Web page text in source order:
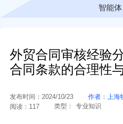
智能体
外贸合同审核经验
合同条款的合理性
发布时间： 2024/10/23 作者： 上海
阅读： 117 类型： 专业知识